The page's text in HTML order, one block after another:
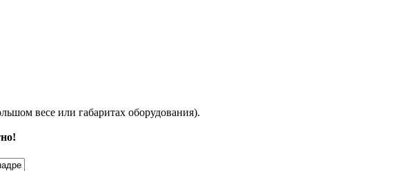
весе или габаритах оборудования).